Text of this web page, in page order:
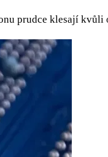
prudce klesají kvůli